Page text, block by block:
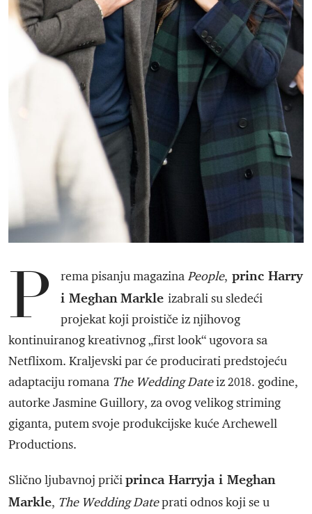
P rema pisanju magazinaPeople, princ Harry
i Meghan Markle izabrali su sledeći
projekat koji proističe iz njihovog
kontinuiranog kreativnog „first look“ ugovora sa
Netflixom. Kraljevski par će producirati predstojeću
adaptaciju romana The Wedding Dateiz 2018. godine,
autorke Jasmine Guillory, za ovog velikog striming
giganta, putem svoje produkcijske kuće Archewell
Productions.
Slično ljubavnoj pričiprinca Harryja i Meghan
Markle, The Wedding Dateprati odnos koji se u